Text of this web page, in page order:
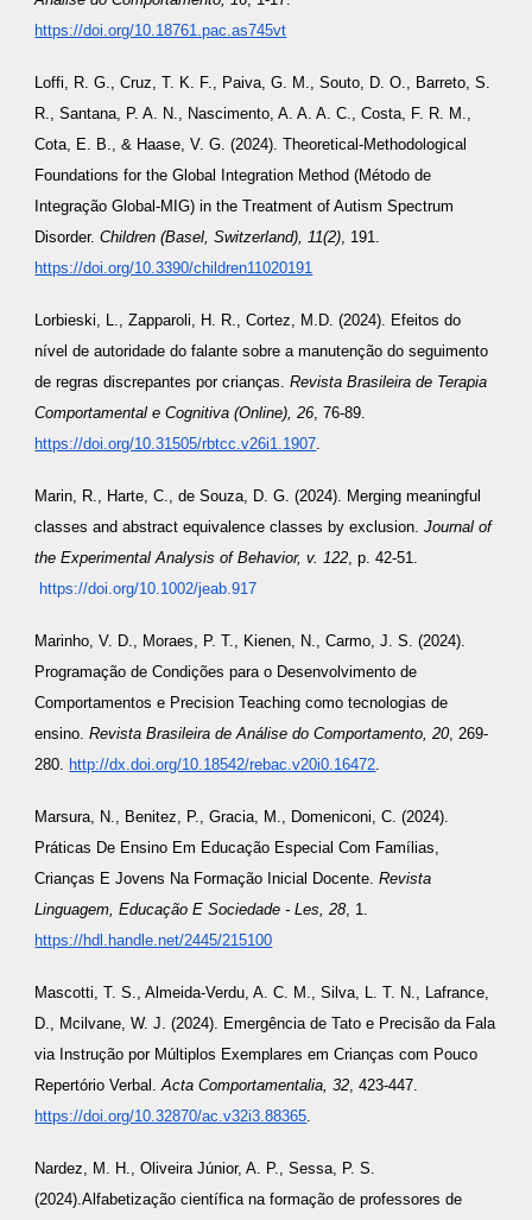
https://doi.org/10.18761.pac.as745vt
Loffi, R. G., Cruz, T. K. F., Paiva, G. M., Souto, D. O., Barreto, S.
R., Santana, P. A. N., Nascimento, A. A. A. C., Costa, F. R. M.,
Cota, E. B., & Haase, V. G. (2024). Theoretical-Methodological
Foundations for the Global Integration Method (Método de
Integração Global-MIG) in the Treatment of Autism Spectrum
Disorder.Children (Basel, Switzerland), 11(2), 191.
https://doi.org/10.3390/children11020191
Lorbieski, L., Zapparoli, H. R., Cortez, M.D. (2024). Efeitos do
nível de autoridade do falante sobre a manutenção do seguimento
de regras discrepantes por crianças.Revista Brasileira de Terapia
Comportamental e Cognitiva (Online), 26, 76-89.
https://doi.org/10.31505/rbtcc.v26i1.1907.
Marin, R., Harte, C., de Souza, D. G. (2024). Merging meaningful
classes and abstract equivalence classes by exclusion.Journal of
the Experimental Analysis of Behavior, v. 122, p. 42-51.
https://doi.org/10.1002/jeab.917
Marinho, V. D., Moraes, P. T., Kienen, N., Carmo, J. S. (2024).
Programação de Condições para o Desenvolvimento de
Comportamentos e Precision Teaching como tecnologias de
ensino.Revista Brasileira de Análise do Comportamento, 20, 269-
280. http://dx.doi.org/10.18542/rebac.v20i0.16472.
Marsura, N., Benitez, P., Gracia, M., Domeniconi, C. (2024).
Práticas De Ensino Em Educação Especial Com Famílias,
Crianças E Jovens Na Formação Inicial Docente.Revista
Linguagem, Educação E Sociedade - Les, 28, 1.
https://hdl.handle.net/2445/215100
Mascotti, T. S., Almeida-Verdu, A. C. M., Silva, L. T. N., Lafrance,
D., Mcilvane, W. J. (2024). Emergência de Tato e Precisão da Fala
via Instrução por Múltiplos Exemplares em Crianças com Pouco
Repertório Verbal.Acta Comportamentalia, 32, 423-447.
https://doi.org/10.32870/ac.v32i3.88365.
Nardez, M. H., Oliveira Júnior, A. P., Sessa, P. S.
(2024).Alfabetização científica na formação de professores de